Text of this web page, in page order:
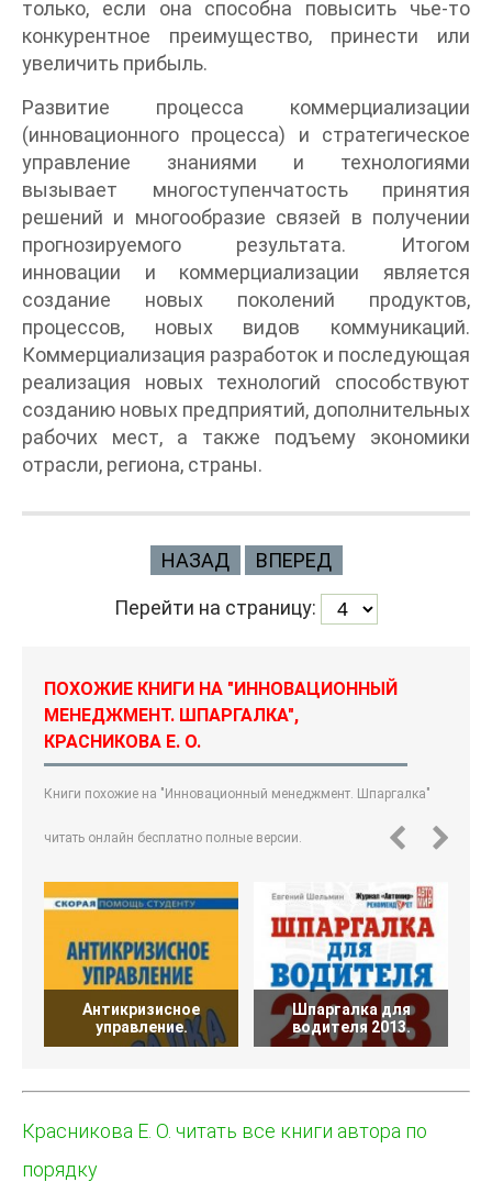
только, если она способна повысить чье-то
конкурентное преимущество, принести или
увеличить прибыль.
Развитие процесса коммерциализации
(инновационного процесса) и стратегическое
управление знаниями и технологиями
вызывает многоступенчатость принятия
решений и многообразие связей в получении
прогнозируемого результата. Итогом
инновации и коммерциализации является
создание новых поколений продуктов,
процессов, новых видов коммуникаций.
Коммерциализация разработок и последующая
реализация новых технологий способствуют
созданию новых предприятий, дополнительных
рабочих мест, а также подъему экономики
отрасли, региона, страны.
НАЗАД ВПЕРЕД
Перейти на страницу:
ПОХОЖИЕ КНИГИ НА "ИННОВАЦИОННЫЙ
МЕНЕДЖМЕНТ. ШПАРГАЛКА",
КРАСНИКОВА Е. О.
Книги похожие на "Инновационный менеджмент. Шпаргалка"
читать онлайн бесплатно полные версии.
Антикризисное
управление.
Шпаргалка для
водителя 2013.
Красникова Е. О. читать все книги автора по
порядку